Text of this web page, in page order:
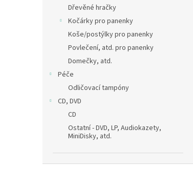
Dřevěné hračky
Kočárky pro panenky
Koše/postýlky pro panenky
Povlečení, atd. pro panenky
Domečky, atd.
Péče
Odličovací tampóny
CD, DVD
CD
Ostatní - DVD, LP, Audiokazety,
MiniDisky, atd.